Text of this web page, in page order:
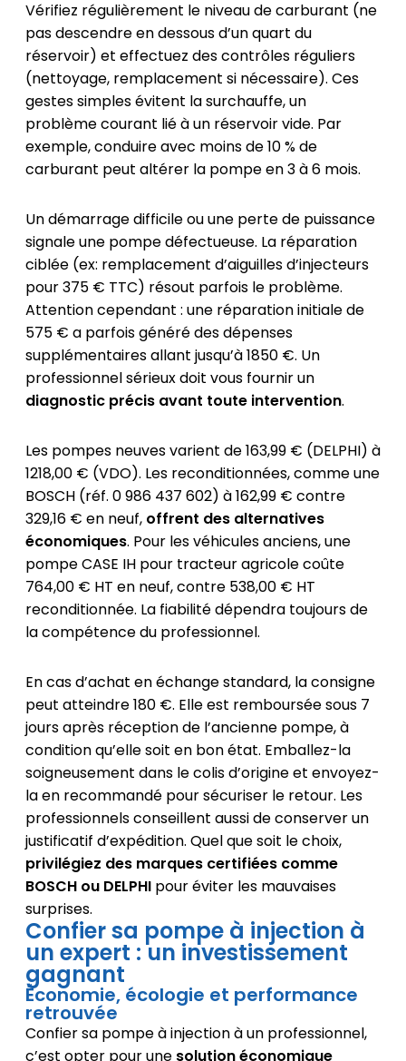
Vérifiez régulièrement le niveau de carburant (ne
pas descendre en dessous d’un quart du
réservoir) et effectuez des contrôles réguliers
(nettoyage, remplacement si nécessaire). Ces
gestes simples évitent la surchauffe, un
problème courant lié à un réservoir vide. Par
exemple, conduire avec moins de 10 % de
carburant peut altérer la pompe en 3 à 6 mois.
Un démarrage difficile ou une perte de puissance
signale une pompe défectueuse. La réparation
ciblée (ex: remplacement d’aiguilles d’injecteurs
pour 375 € TTC) résout parfois le problème.
Attention cependant : une réparation initiale de
575 € a parfois généré des dépenses
supplémentaires allant jusqu’à 1850 €. Un
professionnel sérieux doit vous fournir un
diagnostic précis avant toute intervention.
Les pompes neuves varient de 163,99 € (DELPHI) à
1218,00 € (VDO). Les reconditionnées, comme une
BOSCH (réf. 0 986 437 602) à 162,99 € contre
329,16 € en neuf, offrent des alternatives
économiques. Pour les véhicules anciens, une
pompe CASE IH pour tracteur agricole coûte
764,00 € HT en neuf, contre 538,00 € HT
reconditionnée. La fiabilité dépendra toujours de
la compétence du professionnel.
En cas d’achat en échange standard, la consigne
peut atteindre 180 €. Elle est remboursée sous 7
jours après réception de l’ancienne pompe, à
condition qu’elle soit en bon état. Emballez-la
soigneusement dans le colis d’origine et envoyez-
la en recommandé pour sécuriser le retour. Les
professionnels conseillent aussi de conserver un
justificatif d’expédition. Quel que soit le choix,
privilégiez des marques certifiées comme
BOSCH ou DELPHIpour éviter les mauvaises
surprises.
Confier sa pompe à injection à
un expert : un investissement
gagnant
Économie, écologie et performance
retrouvée
Confier sa pompe à injection à un professionnel,
c’est opter pour une solution économique